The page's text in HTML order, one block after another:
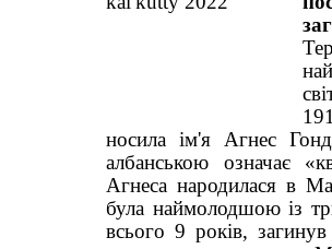
носила ім'я Агнес
албанською означає
Агнеса народилася в
була наймолодшою із
всього 9 років, загинув